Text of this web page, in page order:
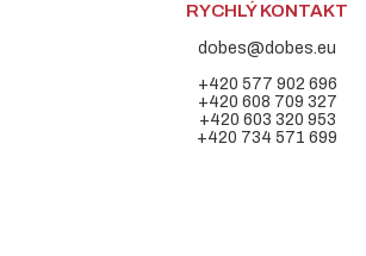
RYCHLÝ KONTAKT
dobes@dobes.eu
+420 577 902 696
+420 608 709 327
+420 603 320 953
+420 734 571 699